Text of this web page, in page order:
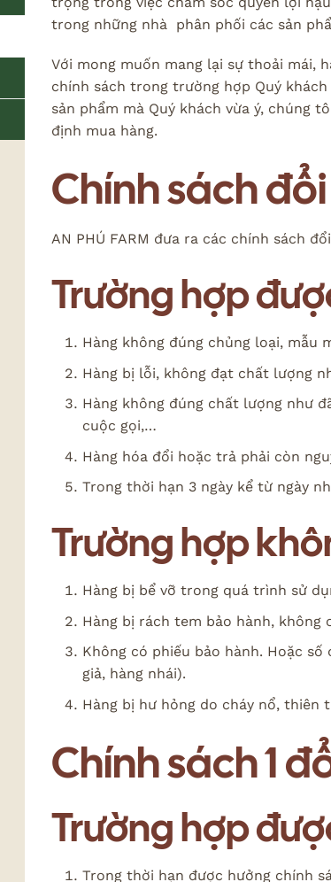
trong những nhà phân phối các sản
Với mong muốn mang lại sự thoải mái,
chính sách trong trường hợp Quý
sản phẩm mà Quý khách vừa ý, chúng
định mua hàng.
Chính sách
AN PHÚ FARM đưa ra các chính sách
Trường hợp
Hàng không đúng chủng loại, mẫu
Hàng bị lỗi, không đạt chất lượng
Hàng không đúng chất lượng như
cuộc gọi,…
Hàng hóa đổi hoặc trả phải còn
Trong thời hạn 3 ngày kể từ ngày
Trường hợp
Hàng bị bể vỡ trong quá trình sử
Hàng bị rách tem bảo hành, không
Không có phiếu bảo hành. Hoặc
giả, hàng nhái).
Hàng bị hư hỏng do cháy nổ, thiên
Chính sách 1
Trường hợp
Trong thời hạn được hưởng chính